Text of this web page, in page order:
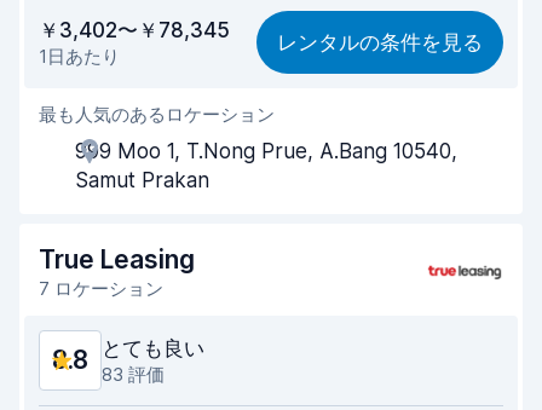
8.6
見つけやすさ 8.7
手際の良さ
受け取り時間
車両の清潔さ 9.1
車両の状態
￥3,402〜￥78,345
1日あたり
レンタルの条件を見る
最も人気のあるロケーション
999 Moo 1, T.Nong Prue, A.Bang 10540,
Samut Prakan
True Leasing
7 ロケーション
8.8 とても良い
83 評価